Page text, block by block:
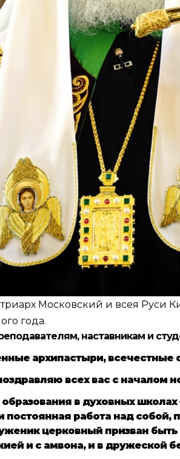
Московский и всея Руси
года.
наставникам и
архипастыри, всечестные
всех вас с началом
в духовных
постоянная работа над
церковный призван
и с амвона, и в дружеской